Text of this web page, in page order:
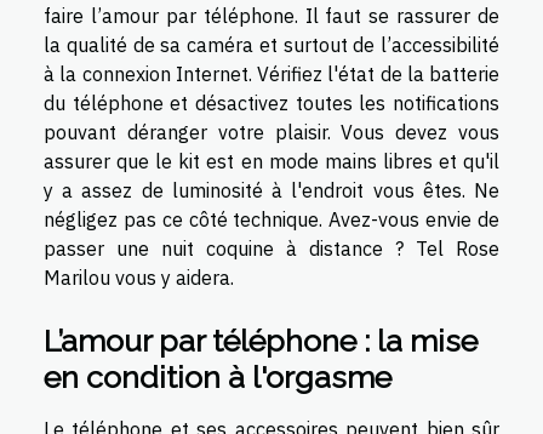
faire l’amour par téléphone. Il faut se rassurer de
la qualité de sa caméra et surtout de l’accessibilité
à la connexion Internet. Vérifiez l'état de la batterie
du téléphone et désactivez toutes les notifications
pouvant déranger votre plaisir. Vous devez vous
assurer que le kit est en mode mains libres et qu'il
y a assez de luminosité à l'endroit vous êtes. Ne
négligez pas ce côté technique. Avez-vous envie de
passer une nuit coquine à distance ? Tel Rose
Marilou vous y aidera.
L’amour par téléphone : la mise
en condition à l'orgasme